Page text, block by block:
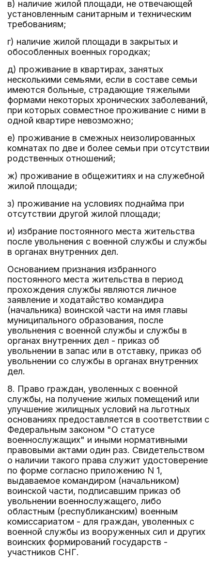
в) наличие жилой площади, не отвечающей
установленным санитарным и техническим
требованиям;
г) наличие жилой площади в закрытых и
обособленных военных городках;
д) проживание в квартирах, занятых
несколькими семьями, если в составе семьи
имеются больные, страдающие тяжелыми
формами некоторых хронических заболеваний,
при которых совместное проживание с ними в
одной квартире невозможно;
е) проживание в смежных неизолированных
комнатах по две и более семьи при отсутствии
родственных отношений;
ж) проживание в общежитиях и на служебной
жилой площади;
з) проживание на условиях поднайма при
отсутствии другой жилой площади;
и) избрание постоянного места жительства
после увольнения с военной службы и службы
в органах внутренних дел.
Основанием признания избранного
постоянного места жительства в период
прохождения службы являются личное
заявление и ходатайство командира
(начальника) воинской части на имя главы
муниципального образования, после
увольнения с военной службы и службы в
органах внутренних дел - приказ об
увольнении в запас или в отставку, приказ об
увольнении со службы в органах внутренних
дел.
8. Право граждан, уволенных с военной
службы, на получение жилых помещений или
улучшение жилищных условий на льготных
основаниях предоставляется в соответствии с
Федеральным законом "О статусе
военнослужащих" и иными нормативными
правовыми актами один раз. Свидетельством
о наличии такого права служит удостоверение
по форме согласно приложению N 1,
выдаваемое командиром (начальником)
воинской части, подписавшим приказ об
увольнении военнослужащего, либо
областным (республиканским) военным
комиссариатом - для граждан, уволенных с
военной службы из вооруженных сил и других
воинских формирований государств -
участников СНГ.